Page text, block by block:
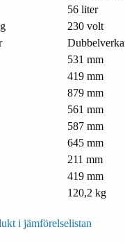
56 liter
230 volt
531 mm
419 mm
879 mm
561 mm
587 mm
645 mm
211 mm
419 mm
120,2 kg
i jämförelselistan